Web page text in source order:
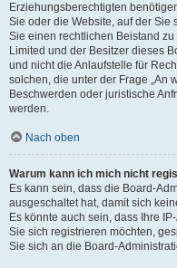
Erziehungsberechtigten
Sie oder die Website, auf der Sie
Sie einen rechtlichen Beistand
Limited und der Besitzer dieses
und nicht die Anlaufstelle für
solchen, die unter der Frage „An
Beschwerden oder juristische
werden.
Nach oben
Warum kann ich mich nicht
Es kann sein, dass die Board-
ausgeschaltet hat, damit sich
Es könnte auch sein, dass Ihre
Sie sich registrieren möchten,
Sie sich an die Board-